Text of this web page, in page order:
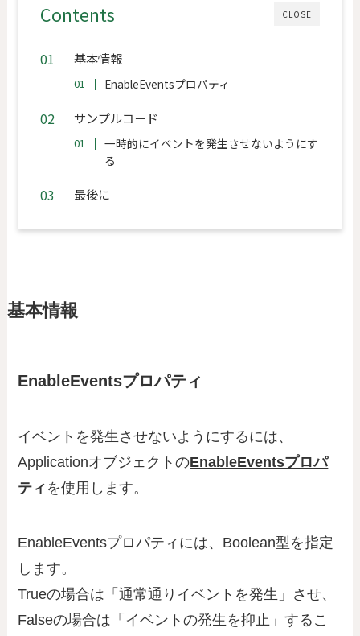
CLOSE
Contents
基本情報
EnableEventsプロパティ
サンプルコード
一時的にイベントを発生させないようにす
る
最後に
基本情報
EnableEventsプロパティ
イベントを発生させないようにするには、
ApplicationオブジェクトのEnableEventsプロパ
ティ を使用します。
EnableEventsプロパティには、Boolean型を指定
します。
Trueの場合は「通常通りイベントを発生」させ、
Falseの場合は「イベントの発生を抑止」するこ